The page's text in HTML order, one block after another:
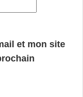
et mon site